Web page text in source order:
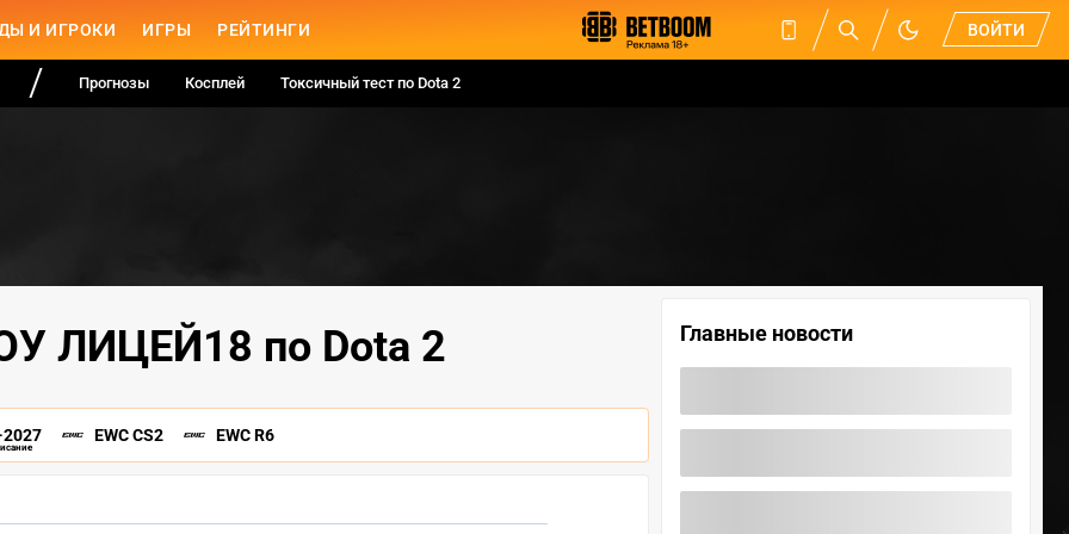
И ИГРОКИ ИГРЫ РЕЙТИНГИ ВОЙТИ
Прогнозы Косплей Токсичный тест по Dota 2
ЛИЦЕЙ18 по Dota 2
EWC CS2 EWC R6
Главные новости